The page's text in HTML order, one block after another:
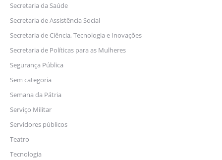
Secretaria da Saúde
Secretaria de Assistência Social
Secretaria de Ciência, Tecnologia e Inovações
Secretaria de Políticas para as Mulheres
Segurança Pública
Sem categoria
Semana da Pátria
Serviço Militar
Servidores públicos
Teatro
Tecnologia